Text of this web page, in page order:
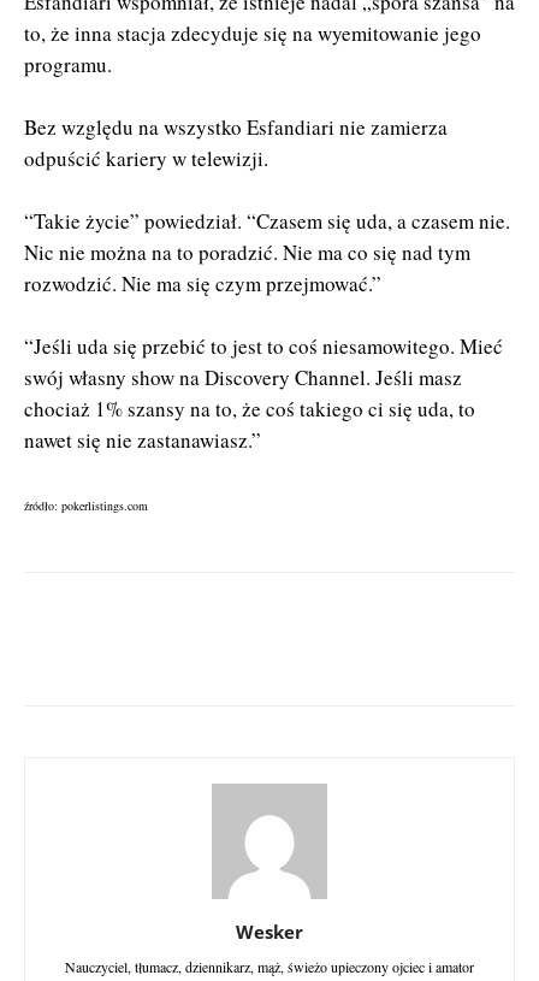
to, że inna stacja zdecyduje się na wyemitowanie jego
programu.
Bez względu na wszystko Esfandiari nie zamierza
odpuścić kariery w telewizji.
“Takie życie” powiedział. “Czasem się uda, a czasem nie.
Nic nie można na to poradzić. Nie ma co się nad tym
rozwodzić. Nie ma się czym przejmować.”
“Jeśli uda się przebić to jest to coś niesamowitego. Mieć
swój własny show na Discovery Channel. Jeśli masz
chociaż 1% szansy na to, że coś takiego ci się uda, to
nawet się nie zastanawiasz.”
źródło: pokerlistings.com
Wesker
Nauczyciel, tłumacz, dziennikarz, mąż, świeżo upieczony ojciec i amator